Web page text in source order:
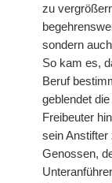
zu
sondern
So kam es,
Beruf
geblendet
Freibeuter
sein Anstifter
Genossen,